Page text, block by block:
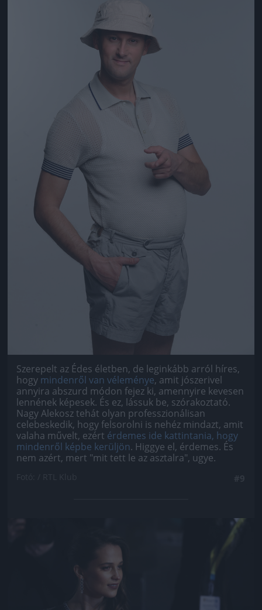
Szerepelt az Édes életben, de leginkább arról híres,
hogy mindenről van véleménye, amit jószerivel
annyira abszurd módon fejez ki, amennyire kevesen
lennének képesek. És ez, lássuk be, szórakoztató.
Nagy Alekosz tehát olyan professzionálisan
celebeskedik, hogy felsorolni is nehéz mindazt, amit
valaha művelt, ezért érdemes ide kattintania, hogy
mindenről képbe kerüljön. Higgye el, érdemes. És
nem azért, mert "mit tett le az asztalra", ugye.